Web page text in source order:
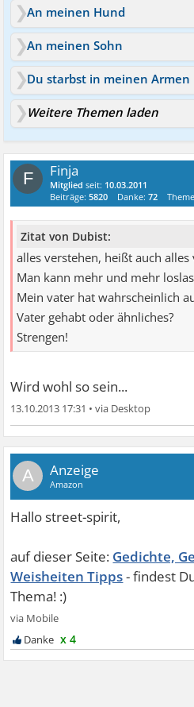
An meinen Hund
An meinen Sohn
Du starbst in meinen Armen
Weitere Themen laden
F Finja
Mitglied seit: 10.03.2011
Beiträge:5820 Danke:72
Zitat von Dubist:
alles verstehen, heißt auch alles
Man kann mehr und mehr
Mein vater hat wahrscheinlich
Vater gehabt oder ähnliches?
Strengen!
Wird wohl so sein...
13.10.2013 17:31 •
A
Gedichte,
Weisheiten Tipps
x 4